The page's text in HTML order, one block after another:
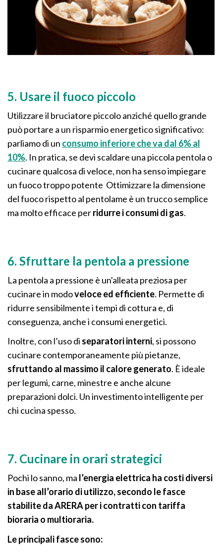
5. Usare il fuoco piccolo
Utilizzare il bruciatore piccolo anziché quello grande
può portare a un risparmio energetico significativo:
parliamo di un consumo inferiore che va dal 6% al
10%. In pratica, se devi scaldare una piccola pentola o
cucinare qualcosa di veloce, non ha senso impiegare
un fuoco troppo potente Ottimizzare la dimensione
del fuoco rispetto al pentolame è un trucco semplice
ma molto efficace perridurre i consumi di gas.
6. Sfruttare la pentola a pressione
La pentola a pressione è un'alleata preziosa per
cucinare in modoveloce ed efficiente. Permette di
ridurre sensibilmente i tempi di cottura e, di
conseguenza, anche i consumi energetici.
Inoltre, con l’uso di separatori interni, si possono
cucinare contemporaneamente più pietanze,
sfruttando al massimo il calore generato. È ideale
per legumi, carne, minestre e anche alcune
preparazioni dolci. Un investimento intelligente per
chi cucina spesso.
7. Cucinare in orari strategici
Pochi lo sanno, ma l’energia elettrica ha costi diversi
in base all’orario di utilizzo, secondo le fasce
stabilite da ARERA per i contratti con tariffa
bioraria o multioraria.
Le principali fasce sono: